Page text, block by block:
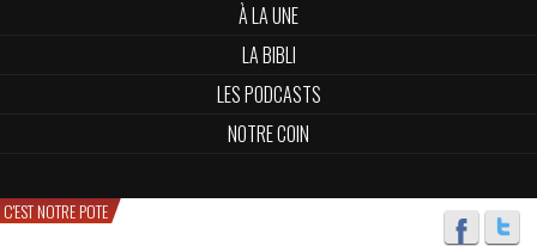
À LA UNE
LA BIBLI
LES PODCASTS
NOTRE COIN
C'EST NOTRE POTE